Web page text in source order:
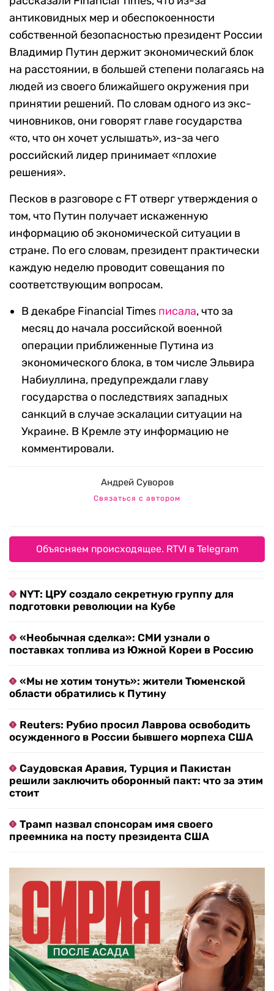
антиковидных мер и обеспокоенности
собственной безопасностью президент России
Владимир Путин держит экономический блок
на расстоянии, в большей степени полагаясь на
людей из своего ближайшего окружения при
принятии решений. По словам одного из экс-
чиновников, они говорят главе государства
«то, что он хочет услышать», из-за чего
российский лидер принимает «плохие
решения».
Песков в разговоре с FT отверг утверждения о
том, что Путин получает искаженную
информацию об экономической ситуации в
стране. По его словам, президент практически
каждую неделю проводит совещания по
соответствующим вопросам.
В декабре Financial Times писала, что за
месяц до начала российской военной
операции приближенные Путина из
экономического блока, в том числе Эльвира
Набиуллина, предупреждали главу
государства о последствиях западных
санкций в случае эскалации ситуации на
Украине. В Кремле эту информацию не
комментировали.
Андрей Суворов
Связаться с автором
Объясняем происходящее. RTVI в Telegram
NYT: ЦРУ создало секретную группу для
подготовки революции на Кубе
«Необычная сделка»: СМИ узнали о
поставках топлива из Южной Кореи в Россию
«Мы не хотим тонуть»: жители Тюменской
области обратились к Путину
Reuters: Рубио просил Лаврова освободить
осужденного в России бывшего морпеха США
Саудовская Аравия, Турция и Пакистан
решили заключить оборонный пакт: что за этим
стоит
Трамп назвал спонсорам имя своего
преемника на посту президента США